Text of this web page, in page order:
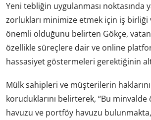
Yeni tebliğin uygulanması noktasında
zorlukları minimize etmek için iş birliği
önemli olduğunu belirten Gökçe,
özellikle süreçlere dair ve online
hassasiyet göstermeleri gerektiğinin
Mülk sahipleri ve müşterilerin
koruduklarını belirterek, “Bu
havuzu ve portföy havuzu